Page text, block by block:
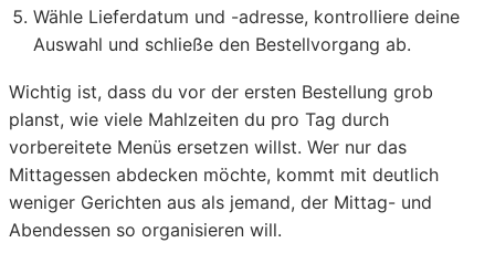
Wähle Lieferdatum und -adresse, kontrolliere deine
Auswahl und schließe den Bestellvorgang ab.
Wichtig ist, dass du vor der ersten Bestellung grob
planst, wie viele Mahlzeiten du pro Tag durch
vorbereitete Menüs ersetzen willst. Wer nur das
Mittagessen abdecken möchte, kommt mit deutlich
weniger Gerichten aus als jemand, der Mittag- und
Abendessen so organisieren will.